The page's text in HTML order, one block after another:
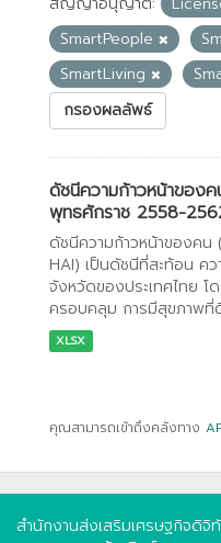
SmartPeople
SmartLiving
กรองผลลัพธ์
ดัชนีความก้าวหน้าของค
พุทธศักราช 2558-
ดัชนีความก้าวหน้าของค
HAI) เป็นดัชนีที่สะท้อน ค
จังหวัดของประเทศไทย
ครอบคลุม การมีสุขภาพที่
XLSX
คุณสามารถเข้าถึงคลังทาง
สำนักงานส่งเสริมเศรษฐกิจดิจิ